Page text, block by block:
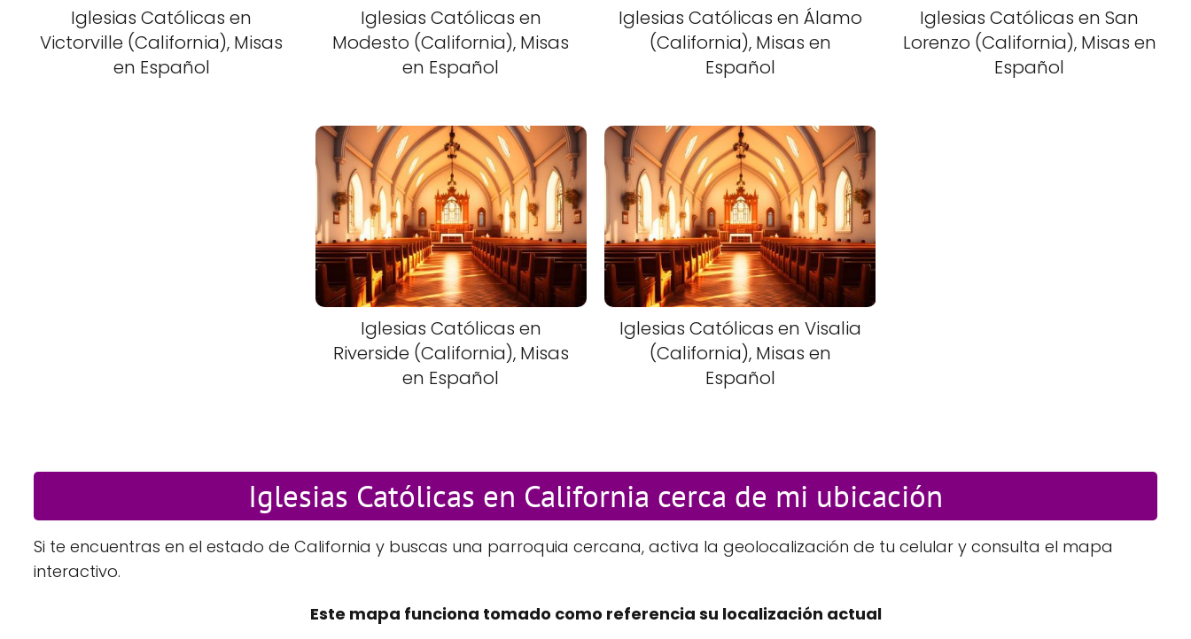
Iglesias Católicas en
Victorville (California), Misas
en Español
Iglesias Católicas en
Modesto (California), Misas
en Español
Iglesias Católicas en Álamo
(California), Misas en
Español
Iglesias Católicas en San
Lorenzo (California), Misas en
Español
Iglesias Católicas en
Riverside (California), Misas
en Español
Iglesias Católicas en Visalia
(California), Misas en
Español
Iglesias Católicas en California cerca de mi ubicación
Si te encuentras en el estado de California y buscas una parroquia cercana, activa la geolocalización de tu celular y consulta el mapa
interactivo.
Este mapa funciona tomado como referencia su localización actual